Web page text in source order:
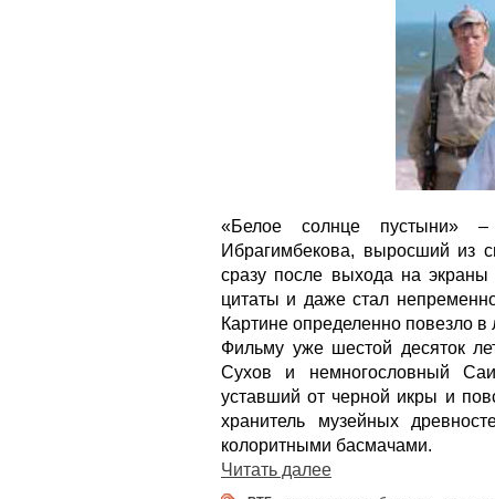
«Белое солнце пустыни»
Ибрагимбекова, выросший из
сразу после выхода на экраны
цитаты и даже стал
Картине определенно повезло в
Фильму уже шестой десяток
Сухов и немногословный
уставший от черной икры и
хранитель музейных
колоритными басмачами.
Читать далее